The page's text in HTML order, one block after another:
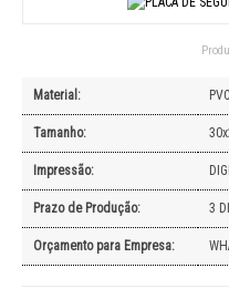
Material:
Tamanho:
Impressão:
Prazo de Produção: 3
Orçamento para Empresa: